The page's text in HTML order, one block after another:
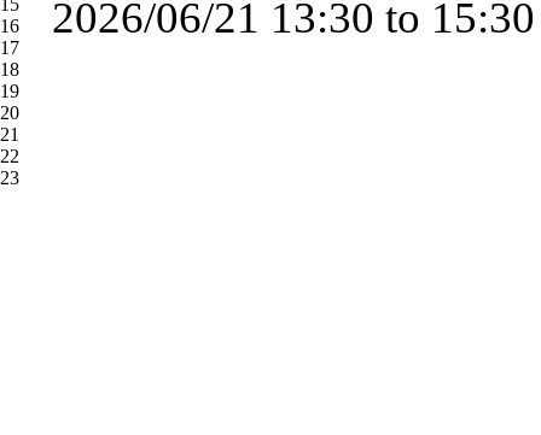
15
16
17
18
19
20
21
22
23
2026/06/21 13:30 to 15:30